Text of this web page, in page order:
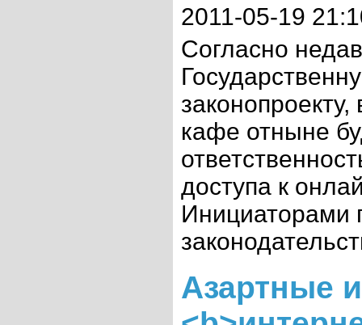
2011-05-19
Согласно
кафе отныне
доступа к
Инициаторами
Азартные